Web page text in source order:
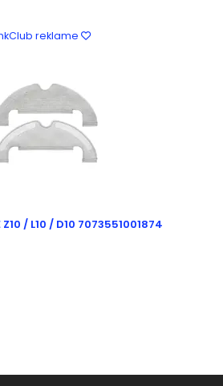
reklame
Z10 / L10 / D10 7073551001874